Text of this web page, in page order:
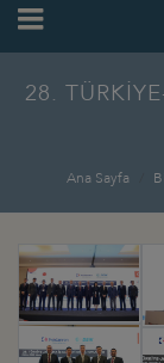
28.
Ana Sayfa